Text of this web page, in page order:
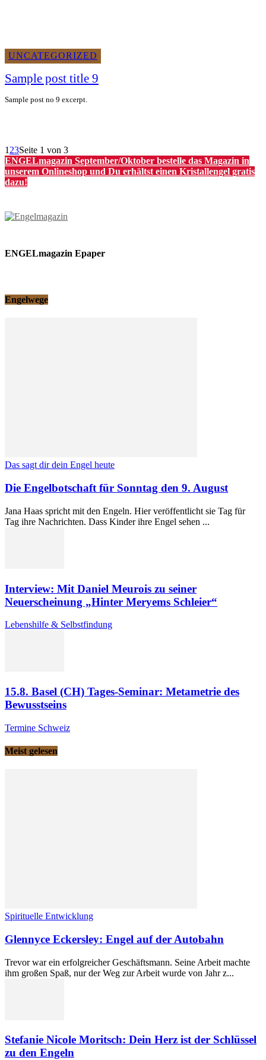
UNCATEGORIZED
Sample post title 9
Sample post no 9 excerpt.
1 23Seite 1 von 3
ENGELmagazin September/Oktober bestelle das Magazin in
unserem Onlineshop und Du erhältst einen Kristallengel gratis
dazu!
ENGELmagazin Epaper
Engelwege
Das sagt dir dein Engel heute
Die Engelbotschaft für Sonntag den 9. August
Jana Haas spricht mit den Engeln. Hier veröffentlicht sie Tag für
Tag ihre Nachrichten. Dass Kinder ihre Engel sehen ...
Interview: Mit Daniel Meurois zu seiner
Neuerscheinung „Hinter Meryems Schleier“
Lebenshilfe & Selbstfindung
15.8. Basel (CH) Tages-Seminar: Metametrie des
Bewusstseins
Termine Schweiz
Meist gelesen
Spirituelle Entwicklung
Glennyce Eckersley: Engel auf der Autobahn
Trevor war ein erfolgreicher Geschäftsmann. Seine Arbeit machte
ihm großen Spaß, nur der Weg zur Arbeit wurde von Jahr z...
Stefanie Nicole Moritsch: Dein Herz ist der Schlüssel
zu den Engeln